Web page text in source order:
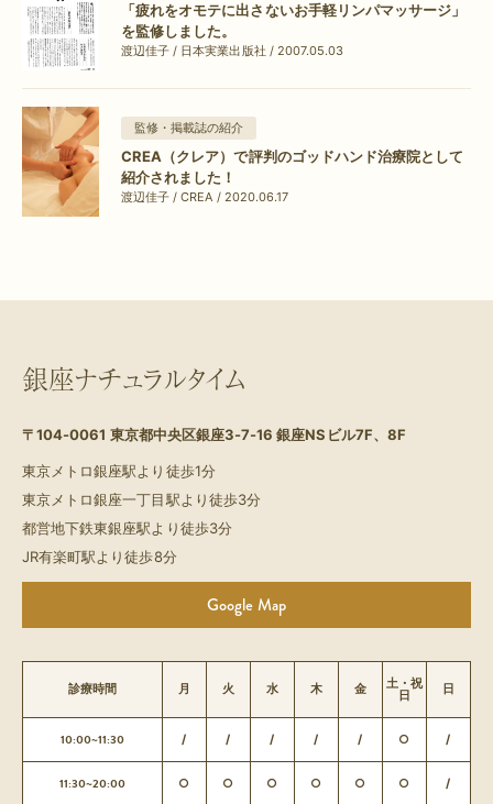
「疲れをオモテに出さないお手軽リンパマッサージ」
を監修しました。
渡辺佳子 / 日本実業出版社 / 2007.05.03
監修・掲載誌の紹介
CREA（クレア）で評判のゴッドハンド治療院として
紹介されました！
渡辺佳子 / CREA / 2020.06.17
銀座ナチュラルタイム
〒104-0061 東京都中央区銀座3-7-16 銀座NSビル7F、8F
東京メトロ銀座駅より徒歩1分
東京メトロ銀座一丁目駅より徒歩3分
都営地下鉄東銀座駅より徒歩3分
JR有楽町駅より徒歩8分
Google Map
診療時間 月 火 水 木 金 土・祝
日 日
10:00~11:30 / / / / / ○ /
11:30~20:00 ○ ○ ○ ○ ○ ○ /